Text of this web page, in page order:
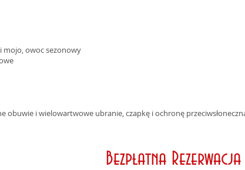
mojo, owoc sezonowy
obuwie i wielowartwowe ubranie, czapkę i ochronę
Bezpłatna Rezerwacja